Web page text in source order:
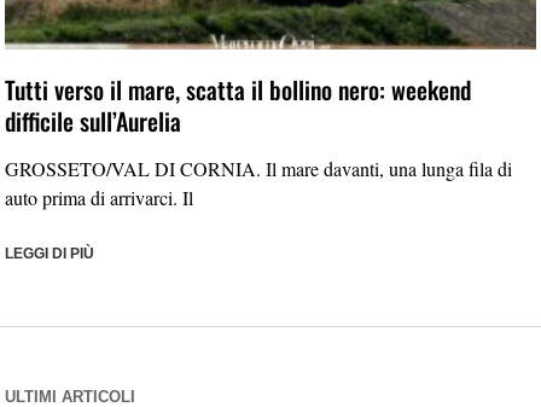
Tutti verso il mare, scatta il bollino nero: weekend
difficile sull’Aurelia
GROSSETO/VAL DI CORNIA. Il mare davanti, una lunga fila di
auto prima di arrivarci. Il
LEGGI DI PIÙ
ULTIMI ARTICOLI